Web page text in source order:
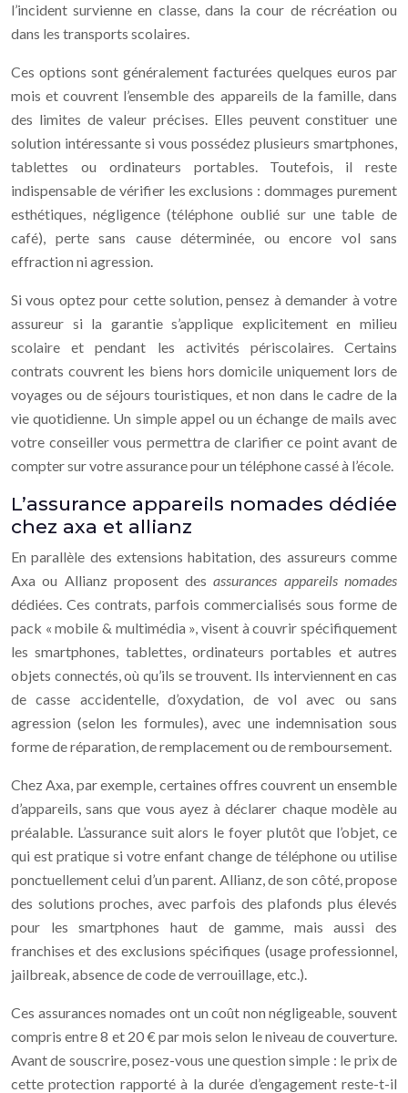
l’incident survienne en classe, dans la cour de récréation ou
dans les transports scolaires.
Ces options sont généralement facturées quelques euros par
mois et couvrent l’ensemble des appareils de la famille, dans
des limites de valeur précises. Elles peuvent constituer une
solution intéressante si vous possédez plusieurs smartphones,
tablettes ou ordinateurs portables. Toutefois, il reste
indispensable de vérifier les exclusions : dommages purement
esthétiques, négligence (téléphone oublié sur une table de
café), perte sans cause déterminée, ou encore vol sans
effraction ni agression.
Si vous optez pour cette solution, pensez à demander à votre
assureur si la garantie s’applique explicitement en milieu
scolaire et pendant les activités périscolaires. Certains
contrats couvrent les biens hors domicile uniquement lors de
voyages ou de séjours touristiques, et non dans le cadre de la
vie quotidienne. Un simple appel ou un échange de mails avec
votre conseiller vous permettra de clarifier ce point avant de
compter sur votre assurance pour un téléphone cassé à l’école.
L’assurance appareils nomades dédiée
chez axa et allianz
En parallèle des extensions habitation, des assureurs comme
Axa ou Allianz proposent desassurances appareils nomades
dédiées. Ces contrats, parfois commercialisés sous forme de
pack « mobile & multimédia », visent à couvrir spécifiquement
les smartphones, tablettes, ordinateurs portables et autres
objets connectés, où qu’ils se trouvent. Ils interviennent en cas
de casse accidentelle, d’oxydation, de vol avec ou sans
agression (selon les formules), avec une indemnisation sous
forme de réparation, de remplacement ou de remboursement.
Chez Axa, par exemple, certaines offres couvrent un ensemble
d’appareils, sans que vous ayez à déclarer chaque modèle au
préalable. L’assurance suit alors le foyer plutôt que l’objet, ce
qui est pratique si votre enfant change de téléphone ou utilise
ponctuellement celui d’un parent. Allianz, de son côté, propose
des solutions proches, avec parfois des plafonds plus élevés
pour les smartphones haut de gamme, mais aussi des
franchises et des exclusions spécifiques (usage professionnel,
jailbreak, absence de code de verrouillage, etc.).
Ces assurances nomades ont un coût non négligeable, souvent
compris entre 8 et 20 € par mois selon le niveau de couverture.
Avant de souscrire, posez-vous une question simple : le prix de
cette protection rapporté à la durée d’engagement reste-t-il